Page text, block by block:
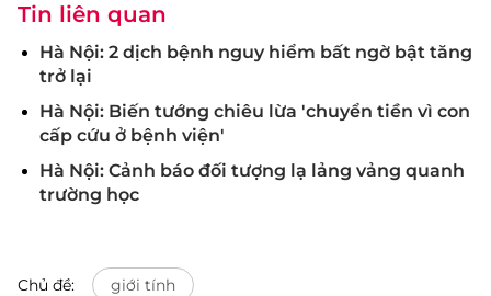
Tin liên quan
Hà Nội: 2 dịch bệnh nguy hiểm bất ngờ bật tăng
trở lại
Hà Nội: Biến tướng chiêu lừa 'chuyển tiền vì con
cấp cứu ở bệnh viện'
Hà Nội: Cảnh báo đối tượng lạ lảng vảng quanh
trường học
Chủ đề: giới tính